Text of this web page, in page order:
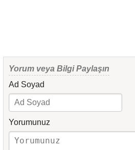
Yorum veya Bilgi Paylaşın
Ad Soyad
Yorumunuz